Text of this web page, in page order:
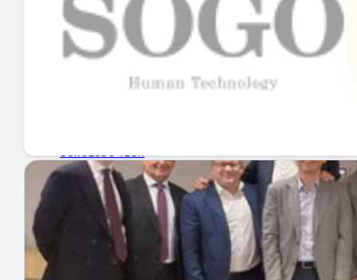
INICIO
EMPRESAS
GUÍA DE COMPRA
MERCADOS Y TENDENCIAS
EVENTOS
HEMEROTECA